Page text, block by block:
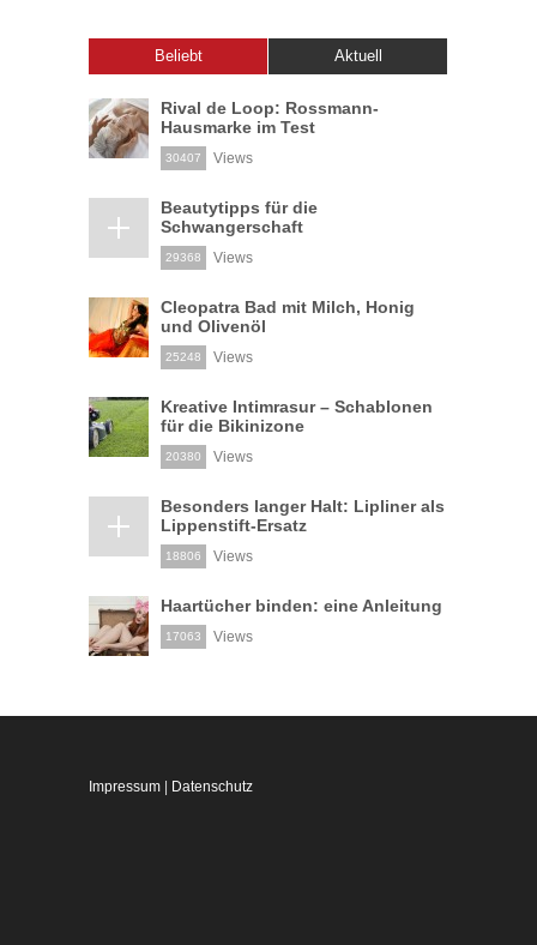
Beliebt Aktuell
Rival de Loop: Rossmann-
Hausmarke im Test
30407 Views
Beautytipps für die
Schwangerschaft
29368 Views
Cleopatra Bad mit Milch, Honig
und Olivenöl
25248 Views
Kreative Intimrasur – Schablonen
für die Bikinizone
20380 Views
Besonders langer Halt: Lipliner als
Lippenstift-Ersatz
18806 Views
Haartücher binden: eine Anleitung
17063 Views
Impressum | Datenschutz